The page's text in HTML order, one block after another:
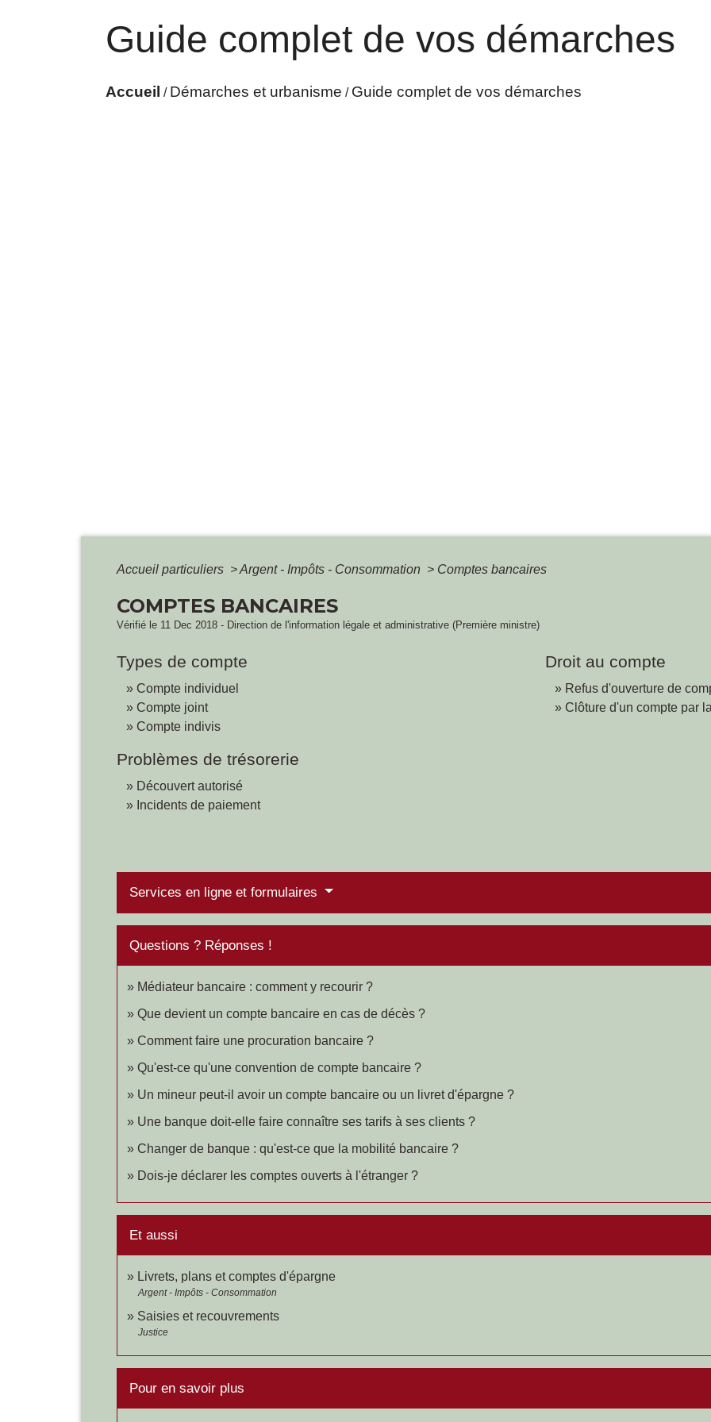
Guide complet de vos démarches
Accueil / Démarches et urbanisme / Guide complet de vos démarches
Accueil particuliers >Argent - Impôts - Consommation > Comptes bancaires
COMPTES BANCAIRES
Vérifié le 11 Dec 2018 - Direction de l'information légale et administrative (Première ministre)
Types de compte
Compte individuel
Compte joint
Compte indivis
Droit au compte
Refus d'ouverture de
Clôture d'un compte par
Problèmes de trésorerie
Découvert autorisé
Incidents de paiement
Services en ligne et formulaires
Questions ? Réponses !
Médiateur bancaire : comment y recourir ?
Que devient un compte bancaire en cas de décès ?
Comment faire une procuration bancaire ?
Qu'est-ce qu'une convention de compte bancaire ?
Un mineur peut-il avoir un compte bancaire ou un livret d'épargne ?
Une banque doit-elle faire connaître ses tarifs à ses clients ?
Changer de banque : qu'est-ce que la mobilité bancaire ?
Dois-je déclarer les comptes ouverts à l'étranger ?
Et aussi
Livrets, plans et comptes d'épargne
Argent - Impôts - Consommation
Saisies et recouvrements
Justice
Pour en savoir plus